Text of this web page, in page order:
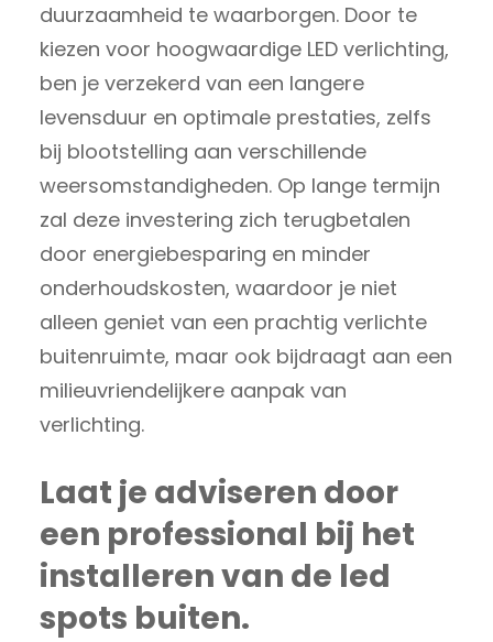
duurzaamheid te waarborgen. Door te
kiezen voor hoogwaardige LED verlichting,
ben je verzekerd van een langere
levensduur en optimale prestaties, zelfs
bij blootstelling aan verschillende
weersomstandigheden. Op lange termijn
zal deze investering zich terugbetalen
door energiebesparing en minder
onderhoudskosten, waardoor je niet
alleen geniet van een prachtig verlichte
buitenruimte, maar ook bijdraagt aan een
milieuvriendelijkere aanpak van
verlichting.
Laat je adviseren door
een professional bij het
installeren van de led
spots buiten.